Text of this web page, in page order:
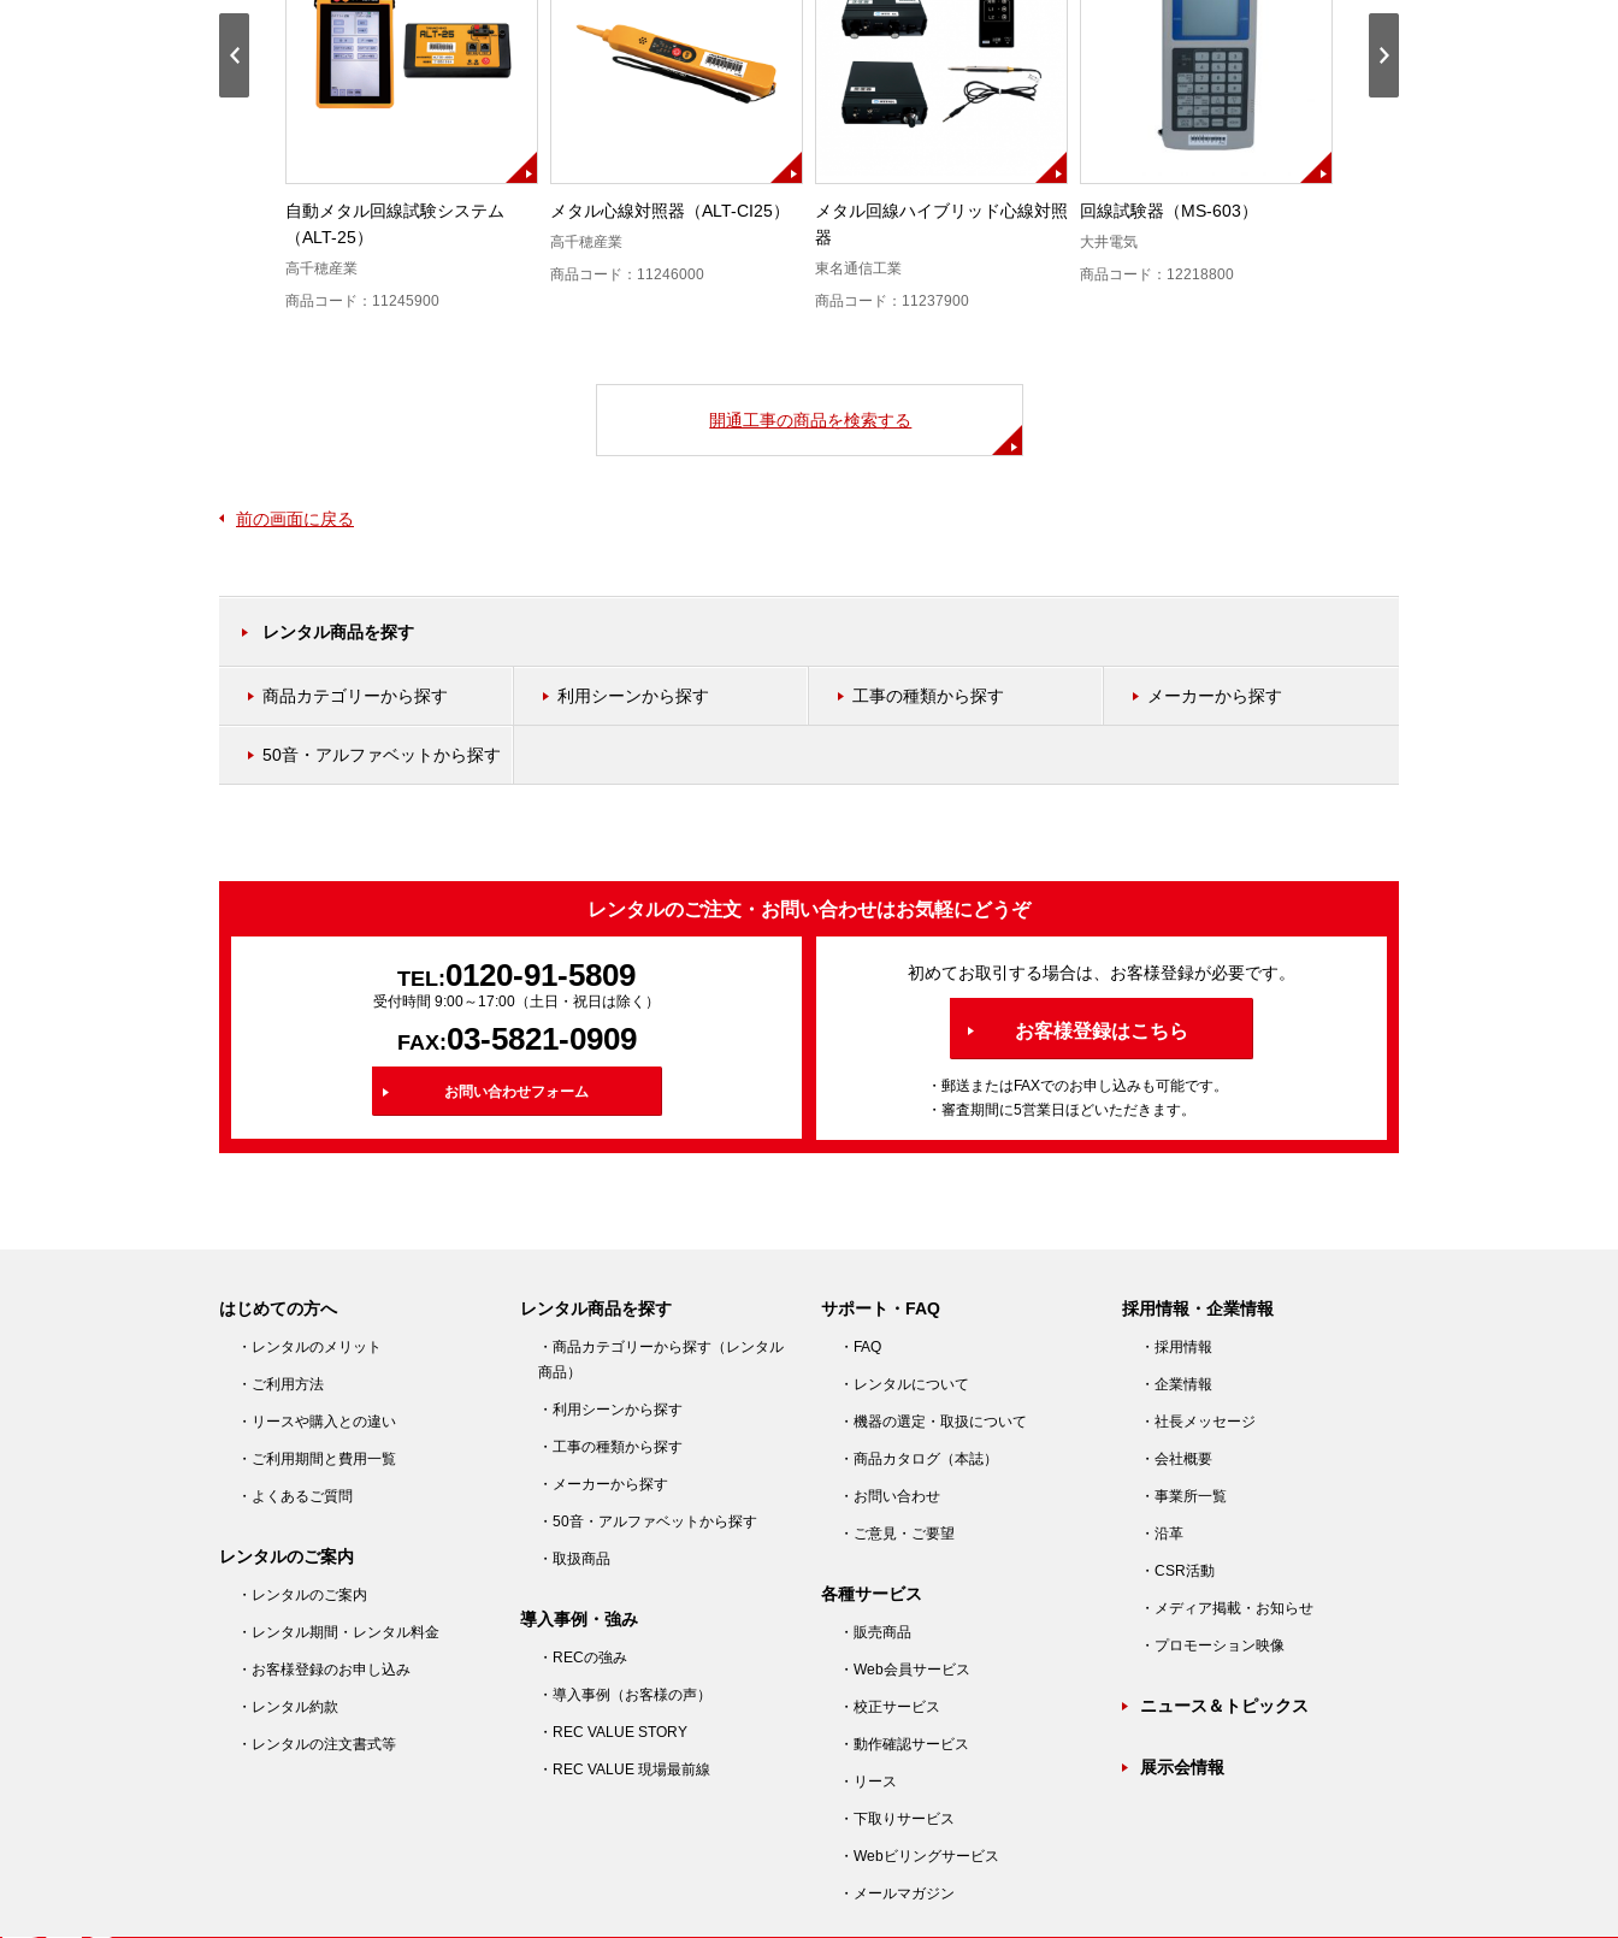
自動メタル回線試験システム
（ALT-25）
高千穂産業
商品コード：11245900
メタル心線対照器（ALT-CI25）
高千穂産業
商品コード：11246000
メタル回線ハイブリッド心線対照
器
東名通信工業
商品コード：11237900
回線試験器（MS-603）
大井電気
商品コード：12218800
開通工事の商品を検索する
前の画面に戻る
レンタル商品を探す
商品カテゴリーから探す 利用シーンから探す 工事の種類から探す メーカーから探す
50音・アルファベットから探す
レンタルのご注文・お問い合わせはお気軽にどうぞ
TEL:0120-91-5809
受付時間 9:00～17:00（土日・祝日は除く）
FAX:03-5821-0909
お問い合わせフォーム
初めてお取引する場合は、お客様登録が必要です。
お客様登録はこちら
・郵送またはFAXでのお申し込みも可能です。
・審査期間に5営業日ほどいただきます。
はじめての方へ
・レンタルのメリット
・ご利用方法
・リースや購入との違い
・ご利用期間と費用一覧
・よくあるご質問
レンタルのご案内
・レンタルのご案内
・レンタル期間・レンタル料金
・お客様登録のお申し込み
・レンタル約款
・レンタルの注文書式等
レンタル商品を探す
・商品カテゴリーから探す（レンタル
商品）
・利用シーンから探す
・工事の種類から探す
・メーカーから探す
・50音・アルファベットから探す
・取扱商品
導入事例・強み
・RECの強み
・導入事例（お客様の声）
・REC VALUE STORY
・REC VALUE 現場最前線
サポート・FAQ
・FAQ
・レンタルについて
・機器の選定・取扱について
・商品カタログ（本誌）
・お問い合わせ
・ご意見・ご要望
各種サービス
・販売商品
・Web会員サービス
・校正サービス
・動作確認サービス
・リース
・下取りサービス
・Webビリングサービス
・メールマガジン
採用情報・企業情報
・採用情報
・企業情報
・社長メッセージ
・会社概要
・事業所一覧
・沿革
・CSR活動
・メディア掲載・お知らせ
・プロモーション映像
ニュース＆トピックス
展示会情報